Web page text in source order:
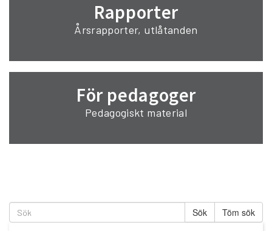
Rapporter
Årsrapporter, utlåtanden
För pedagoger
Pedagogiskt material
Töm sök